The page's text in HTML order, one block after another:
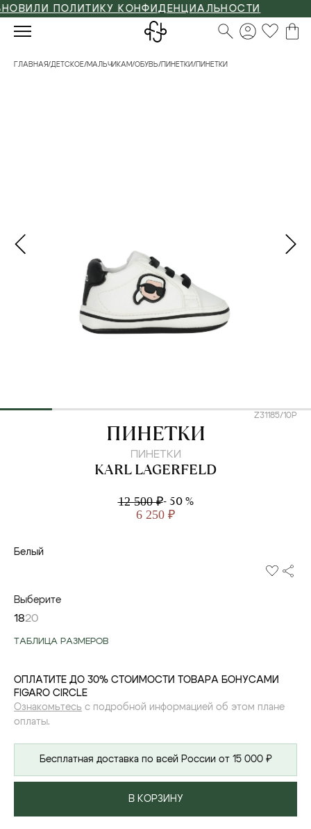
ПОЛИТИКУ КОНФИДЕНЦИАЛЬНОСТИ
ГЛАВНАЯ/ДЕТСКОЕ/МАЛЬЧИКАМ/ОБУВЬ/ ПИНЕТКИ/ ПИНЕТКИ
Z31185/10P
KARL LAGERFELD
ПИНЕТКИ
ПИНЕТКИ
KARL LAGERFELD
12 500 ₽- 50 %
6 250 ₽
Белый
Выберите
1820
ТАБЛИЦА РАЗМЕРОВ
ОПЛАТИТЕ ДО 30% СТОИМОСТИ ТОВАРА БОНУСАМИ
FIGARO CIRCLE
Ознакомьтесь с подробной информацией об этом плане
оплаты.
Бесплатная доставка по всей России от 15 000 ₽
В КОРЗИНУ